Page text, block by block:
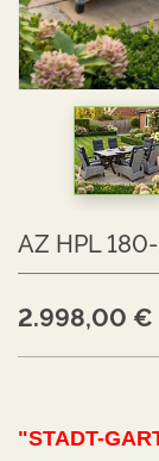
AZ HPL
2.998,00 €
"STADT-